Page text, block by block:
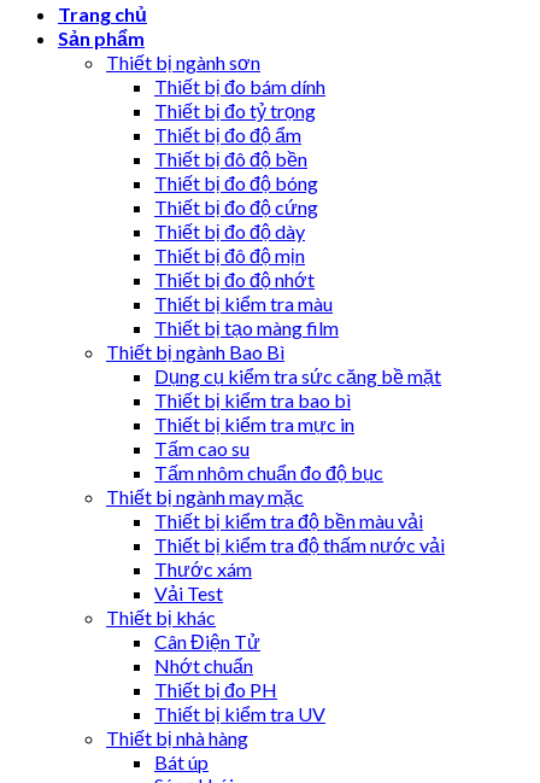
Trang chủ
Sản phẩm
Thiết bị ngành sơn
Thiết bị đo bám dính
Thiết bị đo tỷ trọng
Thiết bị đo độ ẩm
Thiết bị đô độ bền
Thiết bị đo độ bóng
Thiết bị đo độ cứng
Thiết bị đo độ dày
Thiết bị đô độ mịn
Thiết bị đo độ nhớt
Thiết bị kiểm tra màu
Thiết bị tạo màng film
Thiết bị ngành Bao Bì
Dụng cụ kiểm tra sức căng bề mặt
Thiết bị kiểm tra bao bì
Thiết bị kiểm tra mực in
Tấm cao su
Tấm nhôm chuẩn đo độ bục
Thiết bị ngành may mặc
Thiết bị kiểm tra độ bền màu vải
Thiết bị kiểm tra độ thấm nước vải
Thước xám
Vải Test
Thiết bị khác
Cân Điện Tử
Nhớt chuẩn
Thiết bị đo PH
Thiết bị kiểm tra UV
Thiết bị nhà hàng
Bát úp